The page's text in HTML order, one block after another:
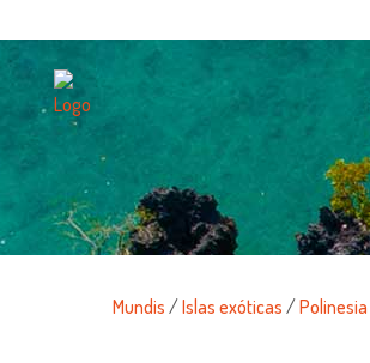
Mundis /Islas exóticas /Polinesia